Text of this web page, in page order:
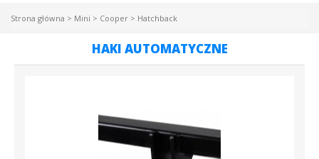
WIĄZKI
Strona główna > Mini > Cooper > Hatchback
HAKI AUTOMATYCZNE